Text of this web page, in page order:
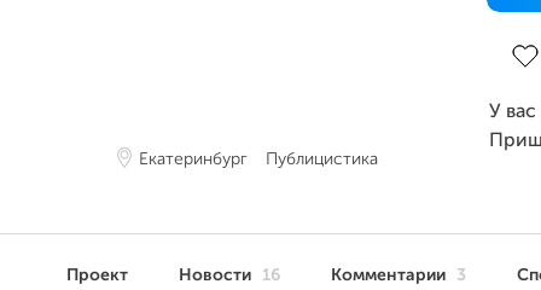
Екатеринбург Публицистика
У
Проект Новости 16 Комментарии 3